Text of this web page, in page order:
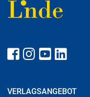
VERLAGSANGEBOT